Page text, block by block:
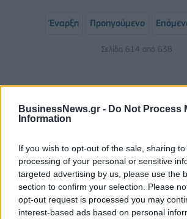
BusinessNews.gr - Do Not Process
Information
If you wish to opt-out of the sale, sharing
processing of your personal or sensitive
targeted advertising by us, please use the
section to confirm your selection. Please
opt-out request is processed you may
interest-based ads based on personal
Έναρξη Προηγούμενο
Σελίδα 614 από 638
ΡΟΗ ΕΙΔΗΣΕΩΝ